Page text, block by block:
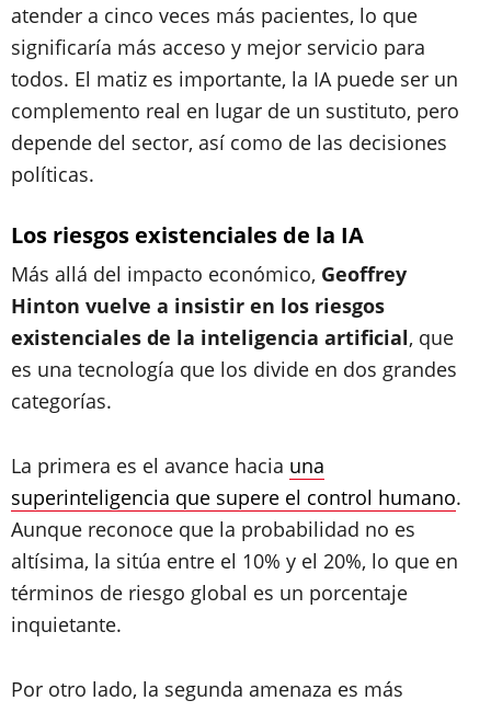
atender a cinco veces más pacientes, lo que
significaría más acceso y mejor servicio para
todos. El matiz es importante, la IA puede ser un
complemento real en lugar de un sustituto, pero
depende del sector, así como de las decisiones
políticas.
Los riesgos existenciales de la IA
Más allá del impacto económico, Geoffrey
Hinton vuelve a insistir en los riesgos
existenciales de la inteligencia artificial, que
es una tecnología que los divide en dos grandes
categorías.
La primera es el avance hacia una
superinteligencia que supere el control humano.
Aunque reconoce que la probabilidad no es
altísima, la sitúa entre el 10% y el 20%, lo que en
términos de riesgo global es un porcentaje
inquietante.
Por otro lado, la segunda amenaza es más